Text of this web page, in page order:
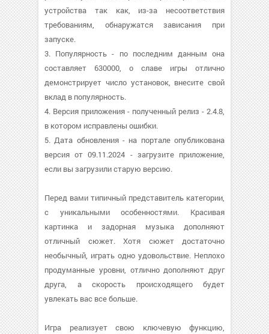
устройства так как, из-за несоответствия
требованиям, обнаружатся зависания при
запуске.
3. Популярность - по последним данным она
составляет 630000, о cлаве игры отлично
демонстрирует число установок, внесите свой
вклад в популярность.
4. Версия приложения - полученный релиз - 2.4.8,
в котором исправлены ошибки.
5. Дата обновления - на портале опубликована
версия от 09.11.2024 - загрузите приложение,
если вы загрузили старую версию.
Перед вами типичный представитель категории,
с уникальными особенностями. Красивая
картинка и задорная музыка дополняют
отличный сюжет. Хотя сюжет достаточно
необычный, играть одно удовольствие. Неплохо
продуманные уровни, отлично дополняют друг
друга, а скорость происходящего будет
увлекать вас все больше.
Игра реализует свою ключевую функцию,